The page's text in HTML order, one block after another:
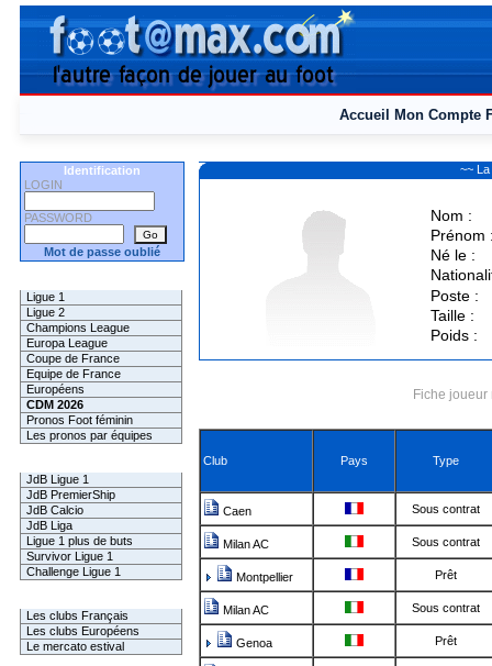
Accueil Mon Compte
Identification
LOGIN
PASSWORD
Mot de passe oublié
Ligue 1
Ligue 2
Champions League
Europa League
Coupe de France
Equipe de France
Européens
CDM 2026
Pronos Foot féminin
Les pronos par équipes
JdB Ligue 1
JdB PremierShip
JdB Calcio
JdB Liga
Ligue 1 plus de buts
Survivor Ligue 1
Challenge Ligue 1
Les clubs Français
Les clubs Européens
Le mercato estival
~~
Nom :
Prénom
Né le :
Poste :
Taille :
Poids :
Fiche
Club Pays Type
Caen Sous contrat
Milan AC Sous contrat
Montpellier Prêt
Milan AC Sous contrat
Genoa Prêt